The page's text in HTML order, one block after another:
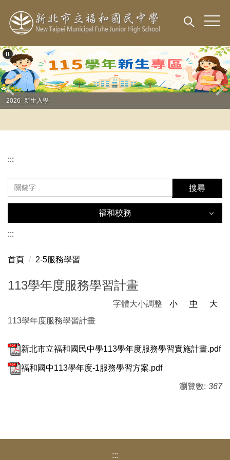
到
主
要
內
容
區
2026_新生入學
:::
搜尋
福和校務
家長會
福和教育基金會
志工隊公告
:::
首頁 2-5服務學習
113學年度服務學習計畫
字體大小調整 小 中
大
113學年度服務學習計畫
新北市立福和國民中學113學年度服務學習實施計畫.pdf
福和國中113學年度-1服務學習方案.pdf
瀏覽數: 367
:::